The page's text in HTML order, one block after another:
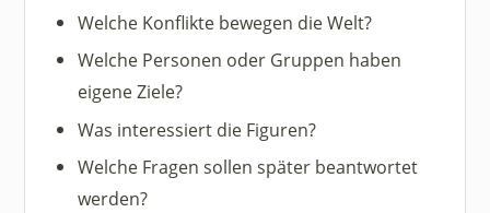
Welche Konflikte bewegen die Welt?
Welche Personen oder Gruppen haben
eigene Ziele?
Was interessiert die Figuren?
Welche Fragen sollen später beantwortet
werden?